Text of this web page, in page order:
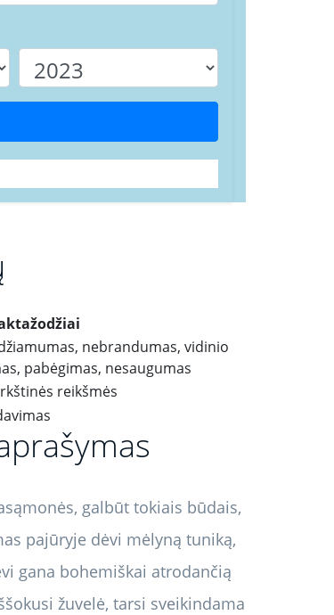
nebrandumas, vidinio
pabėgimas, nesaugumas
reikšmės
galbūt tokiais būdais,
pajūryje dėvi mėlyną tuniką,
gana bohemiškai atrodančią
žuvelė, tarsi sveikindama